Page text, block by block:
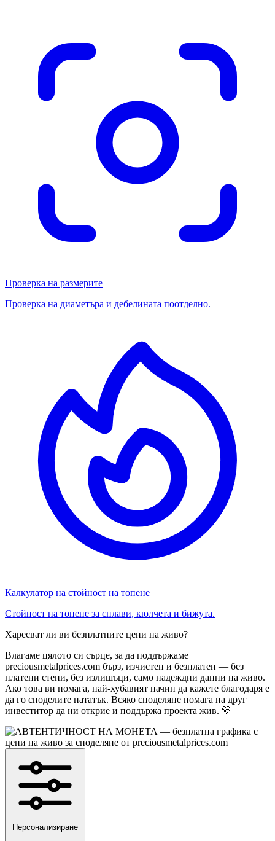
Проверка на размерите
Проверка на диаметъра и дебелината поотделно.
Калкулатор на стойност на топене
Стойност на топене за сплави, кюлчета и бижута.
Харесват ли ви безплатните цени на живо?
Влагаме цялото си сърце, за да поддържаме
preciousmetalprices.com бърз, изчистен и безплатен — без
платени стени, без излишъци, само надеждни данни на живо.
Ако това ви помага, най-хубавият начин да кажете благодаря е
да го споделите нататък. Всяко споделяне помага на друг
инвеститор да ни открие и поддържа проекта жив. 💛
Персонализиране